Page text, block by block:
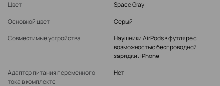
Цвет
Space Gray
Основной цвет
Серый
Совместимые устройства
Наушники AirPods в футляре с
возможностью беспроводной
зарядки\ iPhone
Адаптер питания переменного
тока в комплекте
Нет